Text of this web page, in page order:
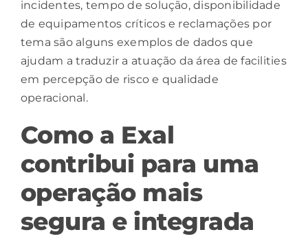
incidentes, tempo de solução, disponibilidade
de equipamentos críticos e reclamações por
tema são alguns exemplos de dados que
ajudam a traduzir a atuação da área de facilities
em percepção de risco e qualidade
operacional.
Como a Exal
contribui para uma
operação mais
segura e integrada